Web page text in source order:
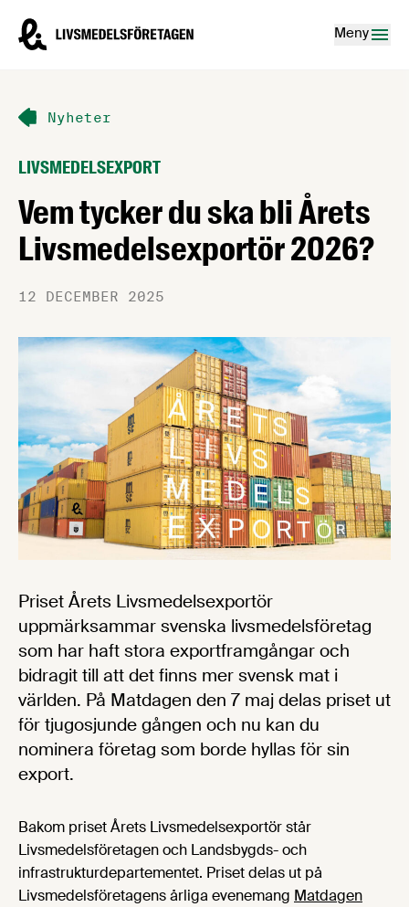
Livsmedelsföretagen – till startsidan
Meny
Nyheter
LIVSMEDELSEXPORT
Vem tycker du ska bli Årets
Livsmedelsexportör 2026?
12 DECEMBER 2025
Priset Årets Livsmedelsexportör
uppmärksammar svenska livsmedelsföretag
som har haft stora exportframgångar och
bidragit till att det finns mer svensk mat i
världen. På Matdagen den 7 maj delas priset ut
för tjugosjunde gången och nu kan du
nominera företag som borde hyllas för sin
export.
Bakom priset Årets Livsmedelsexportör står
Livsmedelsföretagen och Landsbygds- och
infrastrukturdepartementet. Priset delas ut på
Livsmedelsföretagens årliga evenemang Matdagen